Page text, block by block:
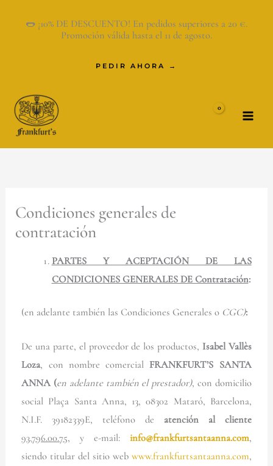
🌭 ¡10% DE DESCUENTO! En pedidos superiores a 20 €.
Promoción válida hasta el 11 de agosto.
PEDIR AHORA →
Condiciones generales de
contratación
PARTES Y ACEPTACIÓN DE LAS
CONDICIONES GENERALES DE Contratación:
(en adelante también las Condiciones Generales o CGC):
De una parte, el proveedor de los productos, Isabel Vallès
Loza, con nombre comercialFRANKFURT’S SANTA
ANNA (en adelante también el prestador), con domicilio
social Plaça Santa Anna, 13, 08302 Mataró, Barcelona,
N.I.F. 39182339E, teléfono de atención al cliente
93.796.00.75, y e-mail: info@frankfurtsantaanna.com,
siendo titular del sitio web www.frankfurtsantaanna.com,